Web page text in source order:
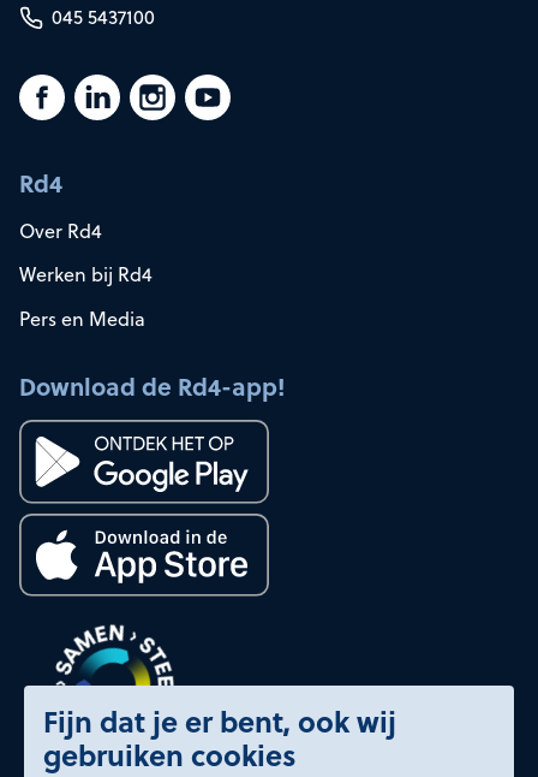
Fijn dat je er bent, ook wij
gebruiken cookies
045 5437100
Rd4
Over Rd4
Werken bij Rd4
Pers en Media
Download de Rd4-app!